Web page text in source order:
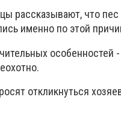
рассказывают, что
именно по этой
откликнуться